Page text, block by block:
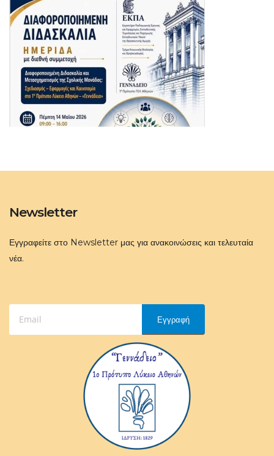
Newsletter
Εγγραφείτε στο Newsletter μας για ανακοινώσεις και τελευταία
νέα.
Εγγραφή